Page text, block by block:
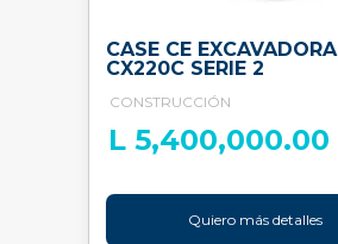
CASE CE EXCAVADORA
CX220C SERIE 2
CONSTRUCCIÓN
L 5,400,000.00
Quiero más detalles